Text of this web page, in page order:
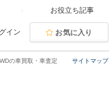
お役立ち記事
イン お気に入り
サイトマップ
の車買取・車査定